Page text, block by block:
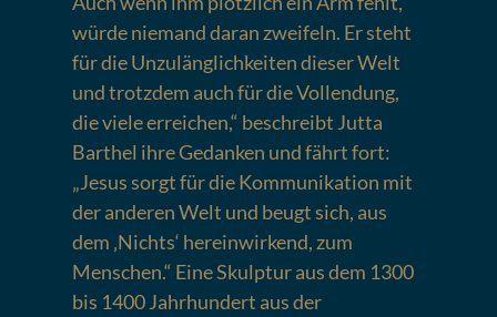
würde niemand daran zweifeln. Er steht
für die Unzulänglichkeiten dieser Welt
und trotzdem auch für die Vollendung,
die viele erreichen,“ beschreibt Jutta
Barthel ihre Gedanken und fährt fort:
„Jesus sorgt für die Kommunikation mit
der anderen Welt und beugt sich, aus
dem ‚Nichts‘ hereinwirkend, zum
Menschen.“ Eine Skulptur aus dem 1300
bis 1400 Jahrhundert aus der